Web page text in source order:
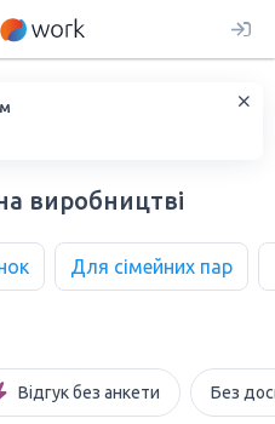
виробництві
Для сімейних пар
Відгук без анкети Без